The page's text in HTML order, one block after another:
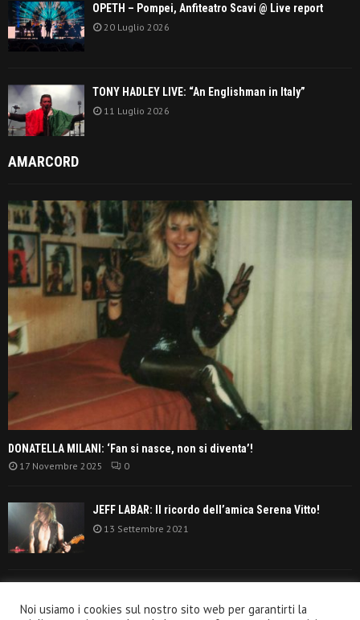
OPETH – Pompei, Anfiteatro Scavi @ Live report
20 Luglio 2026
TONY HADLEY LIVE: “An Englishman in Italy”
11 Luglio 2026
AMARCORD
DONATELLA MILANI: ‘Fan si nasce, non si diventa’!
17 Novembre 2025 0
JEFF LABAR: Il ricordo dell’amica Serena Vitto!
13 Settembre 2021
settanta’!
Noi usiamo i cookies sul nostro sito web per garantirti la